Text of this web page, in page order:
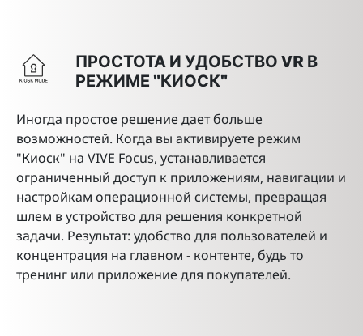
ПРОСТОТА И УДОБСТВО VR В
РЕЖИМЕ "КИОСК"
Иногда простое решение дает больше
возможностей. Когда вы активируете режим
"Киоск" на VIVE Focus, устанавливается
ограниченный доступ к приложениям, навигации и
настройкам операционной системы, превращая
шлем в устройство для решения конкретной
задачи. Результат: удобство для пользователей и
концентрация на главном - контенте, будь то
тренинг или приложение для покупателей.